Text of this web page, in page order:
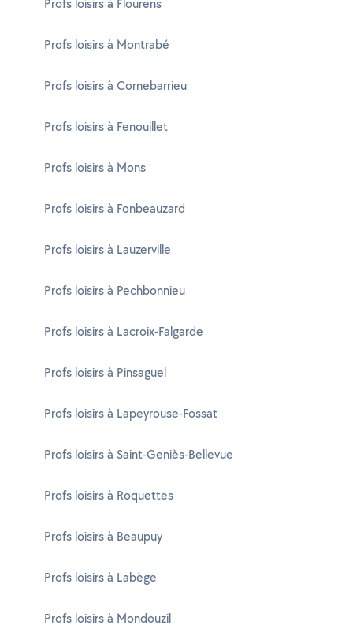
Profs loisirs à Flourens
Profs loisirs à Montrabé
Profs loisirs à Cornebarrieu
Profs loisirs à Fenouillet
Profs loisirs à Mons
Profs loisirs à Fonbeauzard
Profs loisirs à Lauzerville
Profs loisirs à Pechbonnieu
Profs loisirs à Lacroix-Falgarde
Profs loisirs à Pinsaguel
Profs loisirs à Lapeyrouse-Fossat
Profs loisirs à Saint-Geniès-Bellevue
Profs loisirs à Roquettes
Profs loisirs à Beaupuy
Profs loisirs à Labège
Profs loisirs à Mondouzil